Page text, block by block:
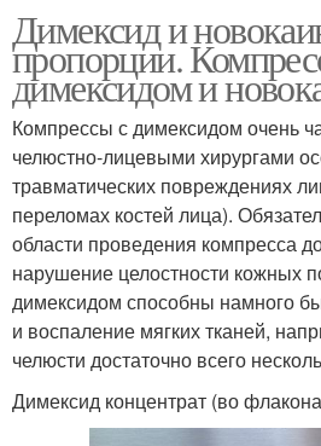
Димексид и
пропорции.
димексидом и
Компрессы с димексидом очень
челюстно-лицевыми хирургами
травматических повреждениях
переломах костей лица).
области проведения компресса
нарушение целостности кожных
димексидом способны намного
и воспаление мягких тканей,
челюсти достаточно всего
Димексид концентрат (во